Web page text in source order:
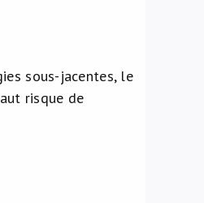
sous-jacentes, le
risque de